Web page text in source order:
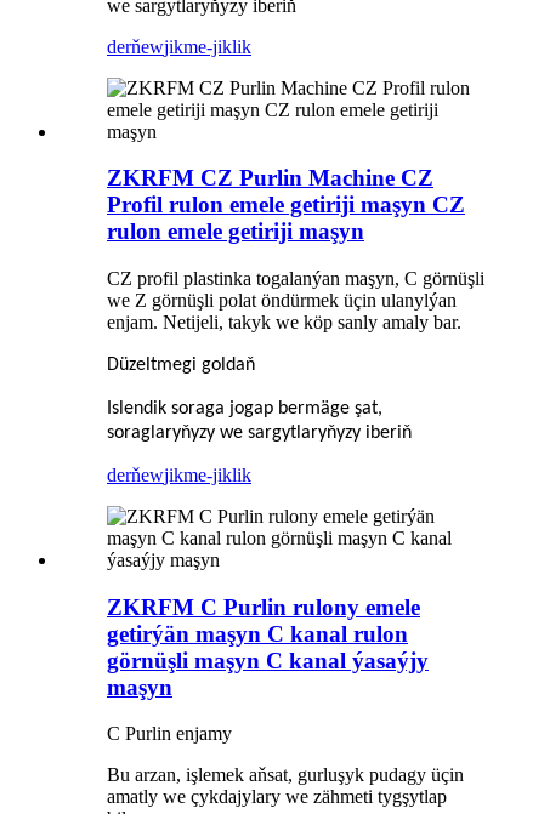
we sargytlaryňyzy iberiň
derňewjikme-jiklik
ZKRFM CZ Purlin Machine CZ
Profil rulon emele getiriji maşyn CZ
rulon emele getiriji maşyn
CZ profil plastinka togalanýan maşyn, C görnüşli
we Z görnüşli polat öndürmek üçin ulanylýan
enjam. Netijeli, takyk we köp sanly amaly bar.
Düzeltmegi goldaň
Islendik soraga jogap bermäge şat,
soraglaryňyzy we sargytlaryňyzy iberiň
derňewjikme-jiklik
ZKRFM C Purlin rulony emele
getirýän maşyn C kanal rulon
görnüşli maşyn C kanal ýasaýjy
maşyn
C Purlin enjamy
Bu arzan, işlemek aňsat, gurluşyk pudagy üçin
amatly we çykdajylary we zähmeti tygşytlap